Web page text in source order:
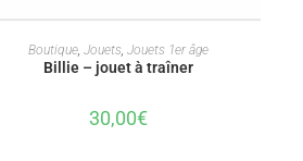
AJOUTER AU PANIER
Boutique, Jouets, Jouets 1er âge
Billie – jouet à traîner
30,00€